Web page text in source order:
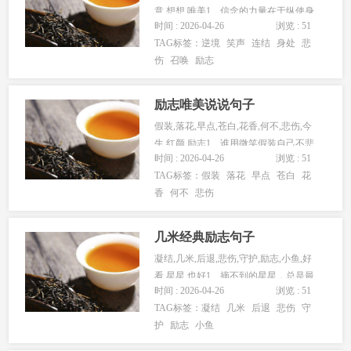
意,想想,唯美1、信念的力量在于纵使身
处逆境，亦能帮助你...
时间 : 2026-04-26
浏览 : 51
TAG标签： 逆境 笑声 连结 身处
悲
伤 召唤 励志
励志唯美说说句子
假装,落花,早点,苍白,花香,何不,悲伤,今
生,红颜,励志1、谁用微笑假装自己不悲
伤。2、幽幽琴音，...
时间 : 2026-04-26
浏览 : 51
TAG标签：假装 落花 早点 苍白
花
香
何不 悲伤
几米经典励志句子
凝结,几米,后退,悲伤,守护,励志,小鱼,好
看,星星,也好1、摘不到的星星，总是最
闪亮的。溜掉的小鱼...
时间 : 2026-04-26
浏览 : 51
TAG标签：凝结 几米 后退 悲伤 守
护
励志 小鱼